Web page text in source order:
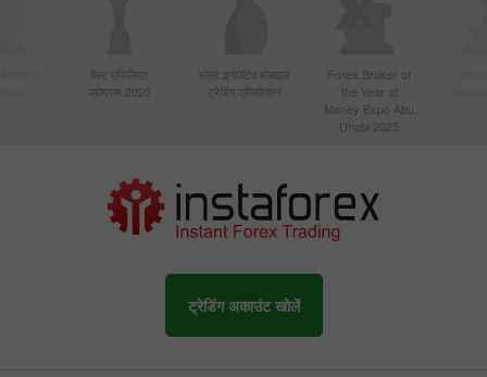
बेस्ट एफिलिएट
प्रोग्राम 2020
मोस्ट इनोवेटिव मोबाइल
ट्रेडिंग एप्लिकेशन
Forex Broker of
the Year at
Money Expo Abu
Dhabi 2025
ट्रेडिंग अकाउंट खोलें